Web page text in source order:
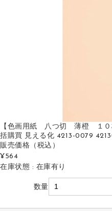
【色画用紙 八つ切 薄橙 １０
括購買 見える化 4213-0079
販売価格 （税込）
¥564
在庫状態 : 在庫有り
数量